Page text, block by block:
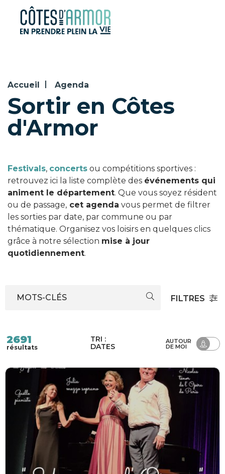
Panneau de gestion des cookies
Accueil Agenda
Sortir en Côtes
d'Armor
Festivals, concerts ou compétitions sportives :
retrouvez ici la liste complète des événements qui
animent le département. Que vous soyez résident
ou de passage, cet agenda vous permet de filtrer
les sorties par date, par commune ou par
thématique. Organisez vos loisirs en quelques clics
grâce à notre sélection mise à jour
quotidiennement.
MOTS-CLÉS FILTRES
2691
résultats
TRI :
DATES
AUTOUR
DE MOI